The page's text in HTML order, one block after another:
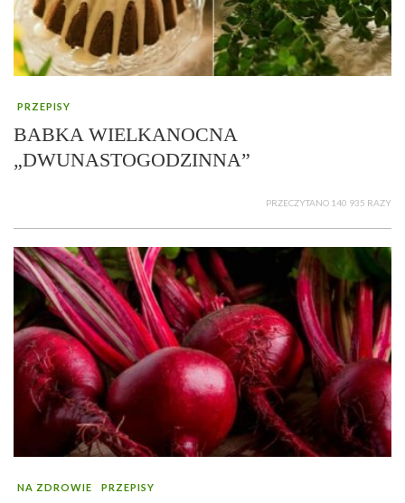
PRZEPISY
BABKA WIELKANOCNA
„DWUNASTOGODZINNA”
PRZECZYTANO 140 935 RAZY
NA ZDROWIE PRZEPISY